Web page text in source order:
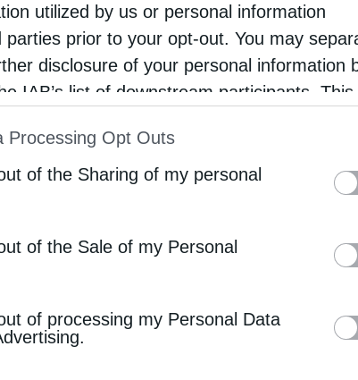
utilized by us or personal information
parties prior to your opt-out. You may
disclosure of your personal information
IAB’s list of downstream participants. This
Participantsthat may further
Processing Opt Outs
of the Sharing of my personal
of the Sale of my Personal
of processing my Personal Data